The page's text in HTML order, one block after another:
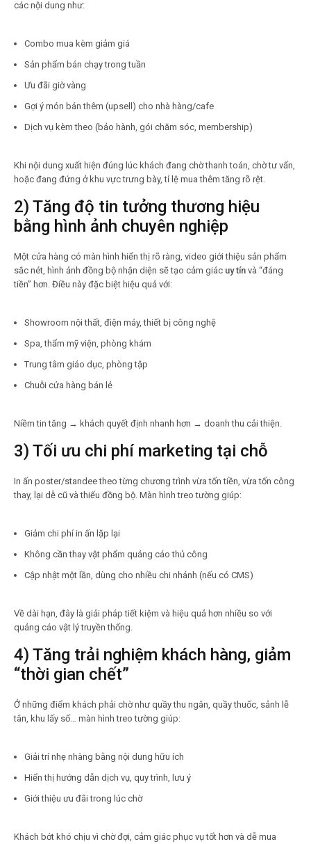
các nội dung như:
Combo mua kèm giảm giá
Sản phẩm bán chạy trong tuần
Ưu đãi giờ vàng
Gợi ý món bán thêm (upsell) cho nhà hàng/cafe
Dịch vụ kèm theo (bảo hành, gói chăm sóc, membership)
Khi nội dung xuất hiện đúng lúc khách đang chờ thanh toán, chờ tư vấn,
hoặc đang đứng ở khu vực trưng bày, tỉ lệ mua thêm tăng rõ rệt.
2) Tăng độ tin tưởng thương hiệu
bằng hình ảnh chuyên nghiệp
Một cửa hàng có màn hình hiển thị rõ ràng, video giới thiệu sản phẩm
sắc nét, hình ảnh đồng bộ nhận diện sẽ tạo cảm giác uy tín và “đáng
tiền” hơn. Điều này đặc biệt hiệu quả với:
Showroom nội thất, điện máy, thiết bị công nghệ
Spa, thẩm mỹ viện, phòng khám
Trung tâm giáo dục, phòng tập
Chuỗi cửa hàng bán lẻ
Niềm tin tăng → khách quyết định nhanh hơn → doanh thu cải thiện.
3) Tối ưu chi phí marketing tại chỗ
In ấn poster/standee theo từng chương trình vừa tốn tiền, vừa tốn công
thay, lại dễ cũ và thiếu đồng bộ. Màn hình treo tường giúp:
Giảm chi phí in ấn lặp lại
Không cần thay vật phẩm quảng cáo thủ công
Cập nhật một lần, dùng cho nhiều chi nhánh (nếu có CMS)
Về dài hạn, đây là giải pháp tiết kiệm và hiệu quả hơn nhiều so với
quảng cáo vật lý truyền thống.
4) Tăng trải nghiệm khách hàng, giảm
“thời gian chết”
Ở những điểm khách phải chờ như quầy thu ngân, quầy thuốc, sảnh lễ
tân, khu lấy số… màn hình treo tường giúp:
Giải trí nhẹ nhàng bằng nội dung hữu ích
Hiển thị hướng dẫn dịch vụ, quy trình, lưu ý
Giới thiệu ưu đãi trong lúc chờ
Khách bớt khó chịu vì chờ đợi, cảm giác phục vụ tốt hơn và dễ mua